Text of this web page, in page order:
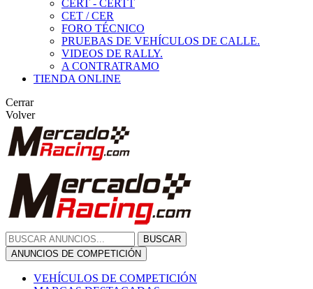
CERT - CERTT
CET / CER
FORO TÉCNICO
PRUEBAS DE VEHÍCULOS DE CALLE.
VIDEOS DE RALLY.
A CONTRATRAMO
TIENDA ONLINE
Cerrar
Volver
BUSCAR
ANUNCIOS DE COMPETICIÓN
VEHÍCULOS DE COMPETICIÓN